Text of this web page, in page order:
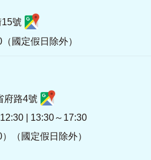
號
國定假日除外）
府路4號
| 13:30～17:30
（國定假日除外）